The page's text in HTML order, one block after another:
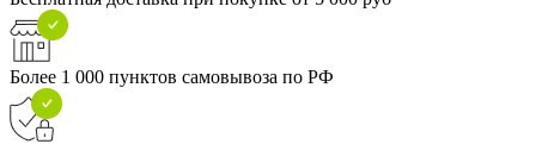
Более 1 000 пунктов самовывоза по РФ